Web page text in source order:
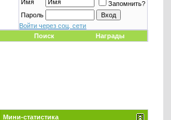
Имя
Запомнить?
Пароль
Войти через соц. сети
Поиск Награды
Мини-статистика